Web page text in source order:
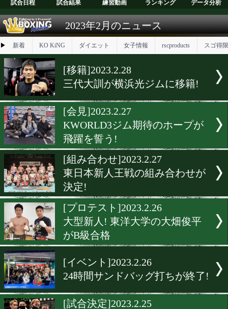
試合日程 試合結果 練習動画 ランキング
2023年2月のニュース
▶ 新着 KO KiNG ダイエット 女子情報
[移籍]2023.2.28
三代大訓が横浜光ジムに移
[会見]2023.2.27
KWORLD3ジム期待のホー
飛躍を誓う!
[組み合わせ]2023.2.27
東日本新人王戦の組み合わ
決定!
[プロテスト]2023.2.26
大型新人! 東洋大学の大畑